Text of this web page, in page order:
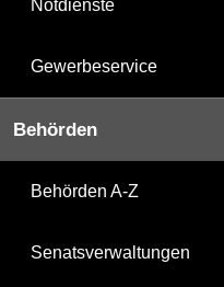
Notdienste
Gewerbeservice
Behörden
Behörden A-Z
Senatsverwaltungen